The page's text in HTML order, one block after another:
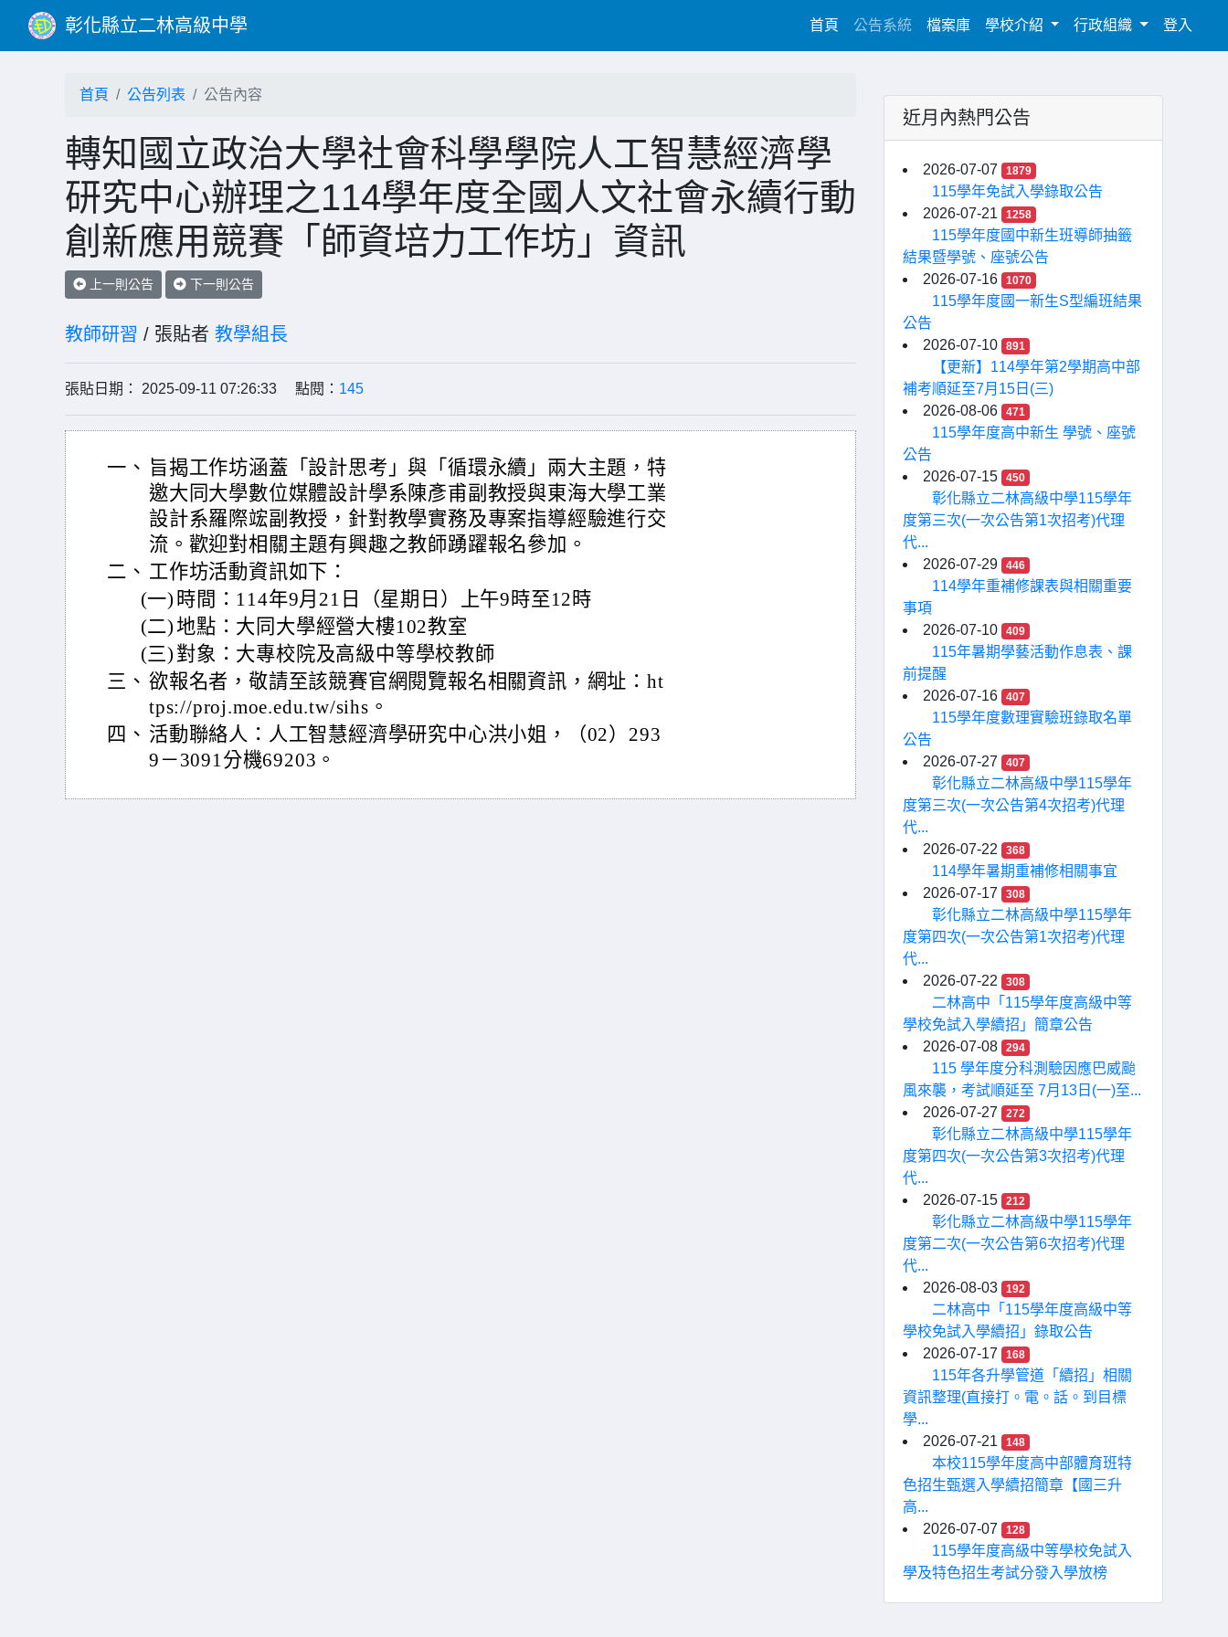
彰化縣立二林高級中學 首頁(current)
公告系統 檔案庫 學校介紹 行政組織 登入
首頁 公告列表 公告內容
轉知國立政治大學社會科學學院人工智慧經濟學
研究中心辦理之114學年度全國人文社會永續行動
創新應用競賽「師資培力工作坊」資訊
上一則公告 下一則公告
教師研習 / 張貼者 教學組長
張貼日期： 2025-09-11 07:26:33 點閱： 145
一、 旨揭工作坊涵蓋「設計思考」與「循環永續」兩大主題，特
邀大同大學數位媒體設計學系陳彥甫副教授與東海大學工業
設計系羅際竤副教授，針對教學實務及專案指導經驗進行交
流。歡迎對相關主題有興趣之教師踴躍報名參加。
二、 工作坊活動資訊如下：
(一) 時間：114年9月21日（星期日）上午9時至12時
(二)地點：大同大學經營大樓102教室
(三) 對象：大專校院及高級中等學校教師
三、 欲報名者，敬請至該競賽官網閱覽報名相關資訊，網址：ht
tps://proj.moe.edu.tw/sihs。
四、 活動聯絡人：人工智慧經濟學研究中心洪小姐，（02）293
9－3091分機69203。
近月內熱門公告
2026-07-07 1879
115學年免試入學錄取公告
2026-07-21
1258
115學年度國中新生班導師抽籤
結果暨學號、座號公告
2026-07-16
1070
115學年度國一新生S型編班結果
公告
2026-07-10
891
【更新】114學年第2學期高中部
補考順延至7月15日(三)
2026-08-06
471
115學年度高中新生 學號、座號
公告
2026-07-15
450
彰化縣立二林高級中學115學年
度第三次(一次公告第1次招考)代理
代...
2026-07-29
446
114學年重補修課表與相關重要
事項
2026-07-10
409
115年暑期學藝活動作息表、課
前提醒
2026-07-16
407
115學年度數理實驗班錄取名單
公告
2026-07-27
407
彰化縣立二林高級中學115學年
度第三次(一次公告第4次招考)代理
代...
2026-07-22
368
114學年暑期重補修相關事宜
2026-07-17
308
彰化縣立二林高級中學115學年
度第四次(一次公告第1次招考)代理
代...
2026-07-22
308
二林高中「115學年度高級中等
學校免試入學續招」簡章公告
2026-07-08
294
115 學年度分科測驗因應巴威颱
風來襲，考試順延至 7月13日(一)至...
2026-07-27
272
彰化縣立二林高級中學115學年
度第四次(一次公告第3次招考)代理
代...
2026-07-15
212
彰化縣立二林高級中學115學年
度第二次(一次公告第6次招考)代理
代...
2026-08-03
192
二林高中「115學年度高級中等
學校免試入學續招」錄取公告
2026-07-17
168
115年各升學管道「續招」相關
資訊整理(直接打。電。話。到目標
學...
2026-07-21
148
本校115學年度高中部體育班特
色招生甄選入學續招簡章【國三升
高...
2026-07-07
128
115學年度高級中等學校免試入
學及特色招生考試分發入學放榜